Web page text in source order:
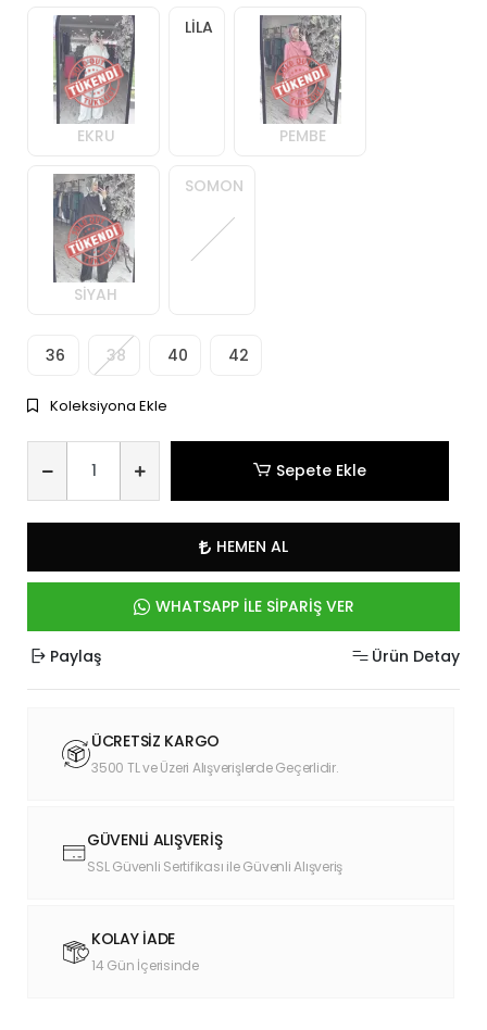
EKRU
LİLA
PEMBE
SİYAH
SOMON
36 38 40 42
Koleksiyona Ekle
Sepete Ekle
HEMEN AL
WHATSAPP İLE SİPARİŞ VER
Paylaş Ürün Detay
ÜCRETSİZ KARGO
3500 TL ve Üzeri Alışverişlerde Geçerlidir.
GÜVENLİ ALIŞVERİŞ
SSL Güvenli Sertifikası ile Güvenli Alışveriş
KOLAY İADE
14 Gün İçerisinde